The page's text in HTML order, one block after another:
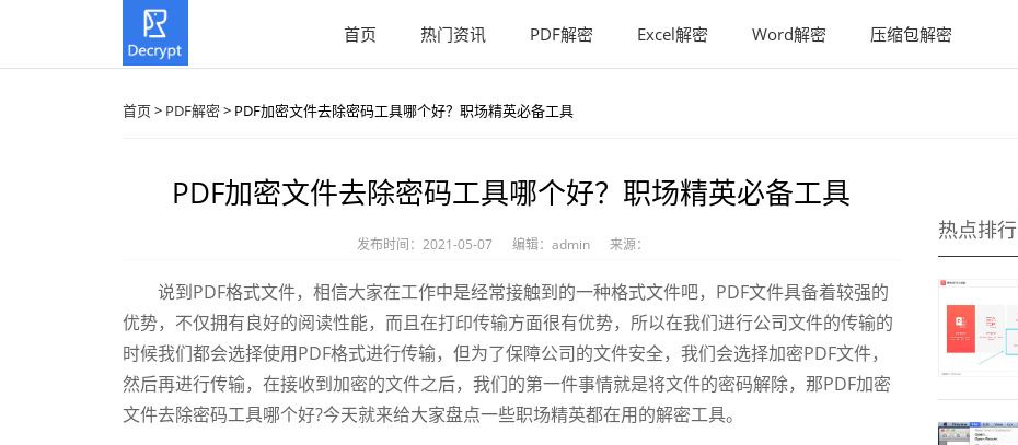
首页 热门资讯 PDF解密 Excel解密 Word解密 压缩包解密
首页> PDF解密> PDF加密文件去除密码工具哪个好？职场精英必备工具
PDF加密文件去除密码工具哪个好？职场精英必备工具
发布时间：2021-05-07 编辑：admin 来源：
说到PDF格式文件，相信大家在工作中是经常接触到的一种格式文件吧，PDF文件具备着较强的
优势，不仅拥有良好的阅读性能，而且在打印传输方面很有优势，所以在我们进行公司文件的传输的
时候我们都会选择使用PDF格式进行传输，但为了保障公司的文件安全，我们会选择加密PDF文件，
然后再进行传输，在接收到加密的文件之后，我们的第一件事情就是将文件的密码解除，那PDF加密
文件去除密码工具哪个好?今天就来给大家盘点一些职场精英都在用的解密工具。
热点排行